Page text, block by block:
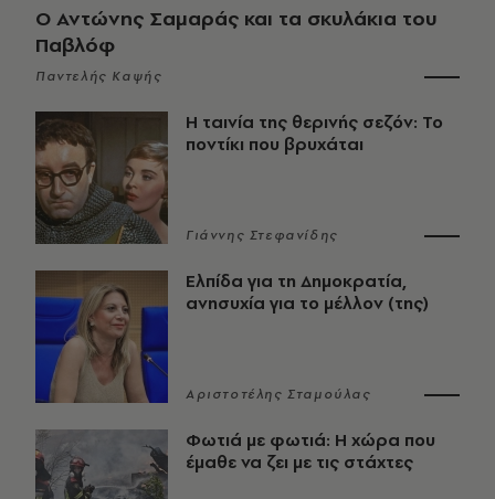
Ο Αντώνης Σαμαράς και τα σκυλάκια του
Παβλόφ
Παντελής Καψής
Η ταινία της θερινής σεζόν: Το
ποντίκι που βρυχάται
Γιάννης Στεφανίδης
Ελπίδα για τη Δημοκρατία,
ανησυχία για το μέλλον (της)
Αριστοτέλης Σταμούλας
Φωτιά με φωτιά: Η χώρα που
έμαθε να ζει με τις στάχτες